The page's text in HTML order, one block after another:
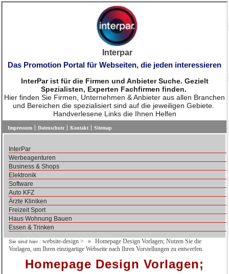
Interpar
Das Promotion Portal für Webseiten, die jeden interessieren
InterPar ist für die Firmen und Anbieter Suche. Gezielt
Spezialisten, Experten Fachfirmen finden.
Hier finden Sie Firmen, Unternehmen & Anbieter aus allen Branchen
und Bereichen die spezialisiert sind auf die jeweiligen Gebiete.
Handverlesene Links die Ihnen Helfen
Impressum Datenschutz Kontakt Sitemap
InterPar
Werbeagenturen
Business & Shops
Elektronik
Software
Auto KFZ
Ärzte Kliniken
Freizeit Sport
Haus Wohnung Bauen
Essen & Trinken
Sie sind hier : website-design >
Homepage Design Vorlagen; Nutzen Sie die
Vorlagen, um Ihren einzigartige Webseite nach Ihren Vorstellungen zu entwerfen.
Homepage Design Vorlagen;